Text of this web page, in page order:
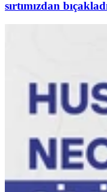
sırtımızdan